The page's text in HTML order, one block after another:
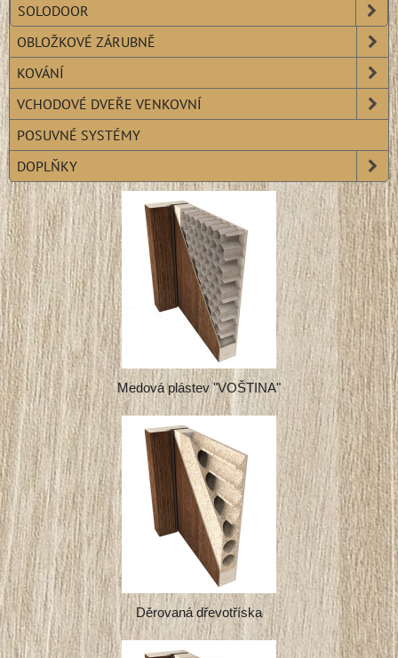
SOLODOOR
OBLOŽKOVÉ ZÁRUBNĚ
KOVÁNÍ
VCHODOVÉ DVEŘE VENKOVNÍ
POSUVNÉ SYSTÉMY
DOPLŇKY
Medová plástev "VOŠTINA"
Děrovaná dřevotříska